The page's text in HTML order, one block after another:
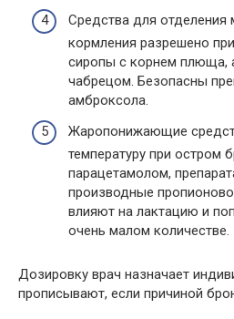
Средства для отделения
кормления разрешено
сиропы с корнем плюща,
чабрецом. Безопасны
амброксола.
Жаропонижающие
температуру при остром
парацетамолом,
производные
влияют на лактацию и
очень малом количестве.
Дозировку врач назначает
прописывают, если причиной